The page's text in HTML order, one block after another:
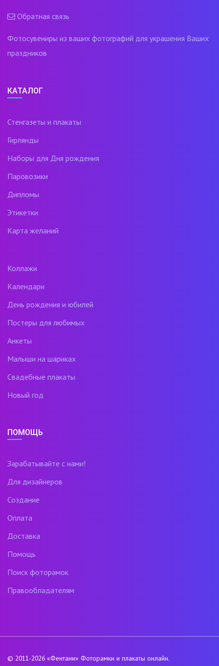
Обратная связь
Фотосувениры из ваших фотографий для украшения Ваших
праздников
КАТАЛОГ
Стенгазеты и плакаты
Гирлянды
Наборы для Дня рождения
Паровозики
Дипломы
Этикетки
Карта желаний
Коллажи
Календари
День рождения и юбилей
Постеры для любимых
Анкеты
Малыши на шариках
Свадебные плакаты
Новый год
ПОМОЩЬ
Зарабатывайте с нами!
Для дизайнеров
Создание
Оплата
Доставка
Помощь
Поиск фоторамок
Правообладателям
© 2011-2026 «Фентани» Фоторамки и плакаты онлайн.